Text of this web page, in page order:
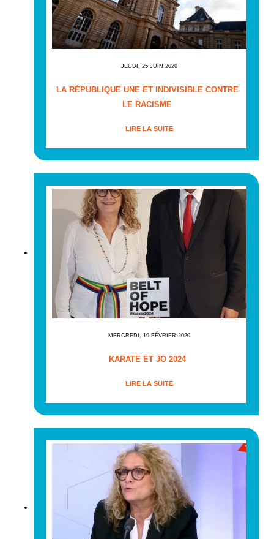
JEUDI, 25 JUIN 2020
LA RÉPUBLIQUE UNE ET INDIVISIBLE CONTRE
LE RACISME
LIRE LA SUITE
MERCREDI, 19 FÉVRIER 2020
KARATE ET JO 2024
LIRE LA SUITE